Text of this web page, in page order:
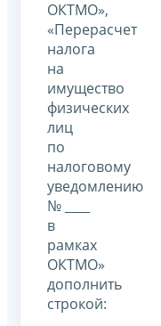
ОКТМО»,
«Перерасчет
налога
на
имущество
физических
лиц
по
налоговому
уведомлению
№ ____
в
рамках
ОКТМО»
дополнить
строкой: